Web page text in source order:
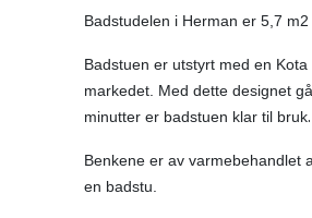
Badstudelen i Herman er 5,7
Badstuen er utstyrt med en
markedet. Med dette designet
minutter er badstuen klar til bruk
Benkene er av varmebehandlet
en badstu.